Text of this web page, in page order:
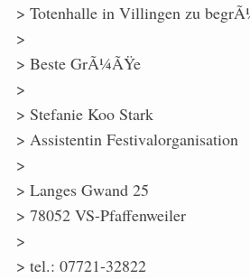
> Totenhalle in Villingen zu
>
> Beste GrÃ¼ÃŸe
>
> Stefanie Koo Stark
> Assistentin Festivalorganisation
>
> Langes Gwand 25
> 78052 VS-Pfaffenweiler
>
> tel.: 07721-32822